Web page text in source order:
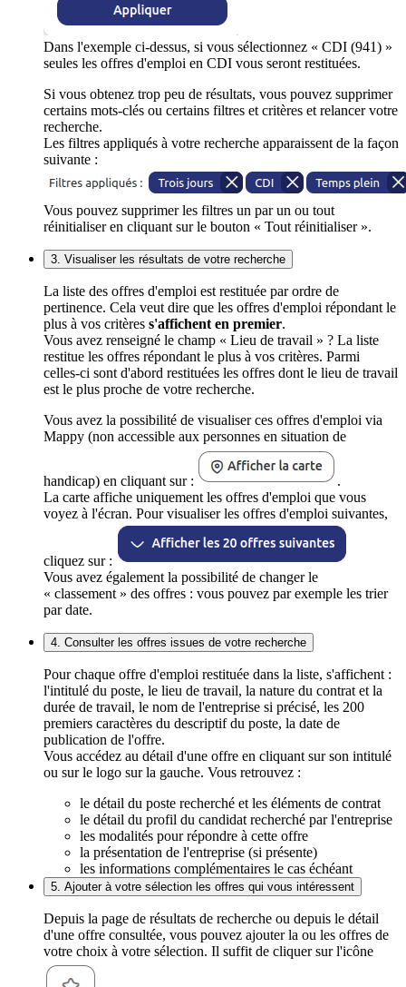
Dans l'exemple ci-dessus, si vous sélectionnez « CDI (941) »
seules les offres d'emploi en CDI vous seront restituées.
Si vous obtenez trop peu de résultats, vous pouvez supprimer
certains mots-clés ou certains filtres et critères et relancer votre
recherche.
Les filtres appliqués à votre recherche apparaissent de la façon
suivante :
Vous pouvez supprimer les filtres un par un ou tout
réinitialiser en cliquant sur le bouton « Tout réinitialiser ».
3. Visualiser les résultats de votre recherche
La liste des offres d'emploi est restituée par ordre de
pertinence. Cela veut dire que les offres d'emploi répondant le
plus à vos critères s'affichent en premier.
Vous avez renseigné le champ « Lieu de travail » ? La liste
restitue les offres répondant le plus à vos critères. Parmi
celles-ci sont d'abord restituées les offres dont le lieu de travail
est le plus proche de votre recherche.
Vous avez la possibilité de visualiser ces offres d'emploi via
Mappy (non accessible aux personnes en situation de
handicap) en cliquant sur :
.
La carte affiche uniquement les offres d'emploi que vous
voyez à l'écran. Pour visualiser les offres d'emploi suivantes,
cliquez sur :
Vous avez également la possibilité de changer le
« classement » des offres : vous pouvez par exemple les trier
par date.
4. Consulter les offres issues de votre recherche
Pour chaque offre d'emploi restituée dans la liste, s'affichent :
l'intitulé du poste, le lieu de travail, la nature du contrat et la
durée de travail, le nom de l'entreprise si précisé, les 200
premiers caractères du descriptif du poste, la date de
publication de l'offre.
Vous accédez au détail d'une offre en cliquant sur son intitulé
ou sur le logo sur la gauche. Vous retrouvez :
le détail du poste recherché et les éléments de contrat
le détail du profil du candidat recherché par l'entreprise
les modalités pour répondre à cette offre
la présentation de l'entreprise (si présente)
les informations complémentaires le cas échéant
5. Ajouter à votre sélection les offres qui vous intéressent
Depuis la page de résultats de recherche ou depuis le détail
d'une offre consultée, vous pouvez ajouter la ou les offres de
votre choix à votre sélection. Il suffit de cliquer sur l'icône